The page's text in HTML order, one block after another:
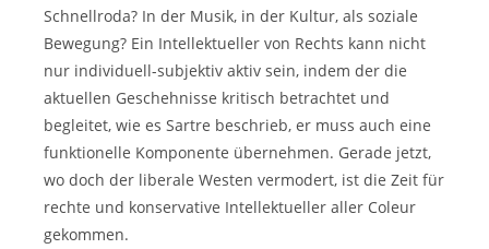
Schnellroda? In der Musik, in der Kultur, als soziale
Bewegung? Ein Intellektueller von Rechts kann nicht
nur individuell-subjektiv aktiv sein, indem der die
aktuellen Geschehnisse kritisch betrachtet und
begleitet, wie es Sartre beschrieb, er muss auch eine
funktionelle Komponente übernehmen. Gerade jetzt,
wo doch der liberale Westen vermodert, ist die Zeit für
rechte und konservative Intellektueller aller Coleur
gekommen.